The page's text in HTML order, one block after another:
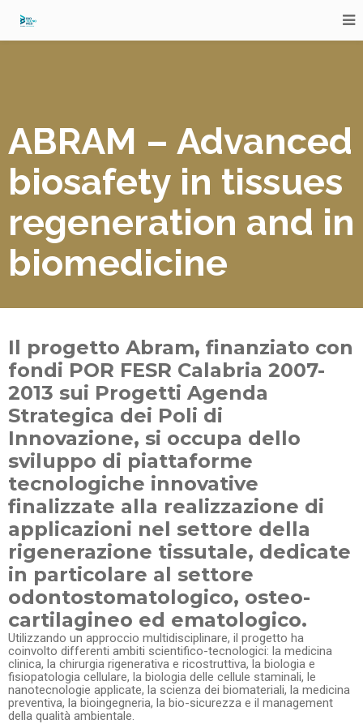
ABRAM – Advanced
biosafety in tissues
regeneration and in
biomedicine
Il progetto Abram, finanziato con
fondi POR FESR Calabria 2007-
2013 sui Progetti Agenda
Strategica dei Poli di
Innovazione, si occupa dello
sviluppo di piattaforme
tecnologiche innovative
finalizzate alla realizzazione di
applicazioni nel settore della
rigenerazione tissutale, dedicate
in particolare al settore
odontostomatologico, osteo-
cartilagineo ed ematologico.
Utilizzando un approccio multidisciplinare, il progetto ha
coinvolto differenti ambiti scientifico-tecnologici: la medicina
clinica, la chirurgia rigenerativa e ricostruttiva, la biologia e
fisiopatologia cellulare, la biologia delle cellule staminali, le
nanotecnologie applicate, la scienza dei biomateriali, la medicina
preventiva, la bioingegneria, la bio-sicurezza e il management
della qualità ambientale.